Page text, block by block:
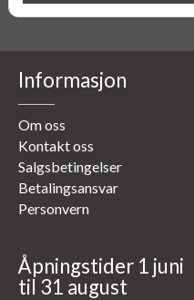
Informasjon
Om oss
Kontakt oss
Salgsbetingelser
Betalingsansvar
Personvern
Åpningstider 1 juni
til 31 august